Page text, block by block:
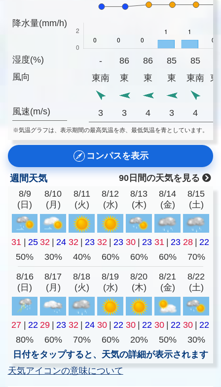
降水量(mm/h)
湿度(%)
風向
風速(m/s)
- 86 86 85 85
東南
東 東 東 東南 東
3 3 4 3 4
※気温グラフは、表示期間の最高気温を赤、最低気温を青としています。
コンパスを表示
週間天気
90日間の天気を見る
8/9
(日)
8/10
(月)
8/11
(火)
8/12
(水)
8/13
(木)
8/14
(金)
8/15
(土)
31 | 25 32 | 24 32 | 23 32 | 23 30 | 23 31 | 23 28 | 22
50%
30% 40% 60% 60% 60% 70%
8/16
(日)
8/17
(月)
8/18
(火)
8/19
(水)
8/20
(木)
8/21
(金)
8/22
(土)
27 | 22 29 | 23 32 | 24 30 | 22 30 | 22 30 | 22 30 | 22
80%
60% 70% 60% 20% 50%
30%
日付をタップすると、天気の詳細が表示されます
天気アイコンの意味について